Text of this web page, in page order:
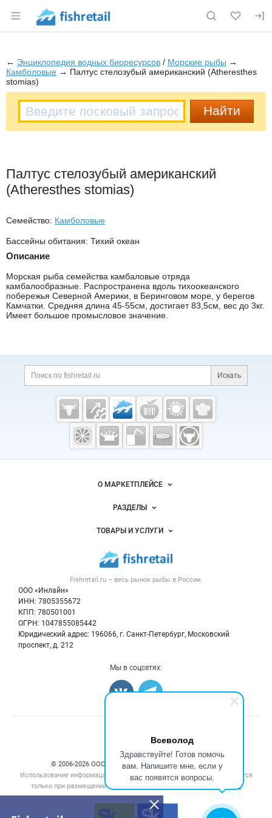
Всеволод
Здравствуйте! Готов помочь
вам. Напишите мне, если у
вас появятся вопросы.
Раздел навигации по сайту fishretail.ru
← Энциклопедия водных биоресурсов / Морские рыбы →
Камболовые → Палтус стелозубый американский (Atheresthes
stomias)
Палтус стелозубый американский
(Atheresthes stomias)
Семейство: Камболовые
Бассейны обитания: Тихий океан
Описание
Морская рыба семейства камбаловые отряда
камбалообразные. Распространена вдоль тихоокеанского
побережья Северной Америки, в Беринговом море, у берегов
Камчатки. Средняя длина 45-55см, достигает 83,5см, вес до 3кг.
Имеет большое промысловое значение.
Дополнительная информация
Поиск по сайту и
Искать
Cсылки на полезные проекты
Fishretail.ru —
рыба,
морепродукты
Важные разделы и контакты
Fishretail.ru – весь рынок рыбы в России.
ООО «Инлайн»
ИНН: 7805355672
КПП: 780501001
ОГРН: 1047855085442
Юридический адрес: 196066, г. Санкт-Петербург, Московский
проспект, д. 212
Навигация по сайтуО МАРКЕТПЛЕЙСЕ
Новости Fishretail.ru
Размещение рекламы
Публичная оферта
Контактная информация
Политика обработки персональных данных
РАЗДЕЛЫ
Объявления
Новости рынка
Блог
ТОВАРЫ И УСЛУГИ
Рыба
Икра
Мы в соцсетях:
Счетчики, авторское право, логотипы
© 2006‑2026 ООО “Инлайн”. 12+ Все права защищены.
Использование информации, размещенной на данном сайте, допускается
только при размещении активной гиперссылки на сайт
fishretail.ru